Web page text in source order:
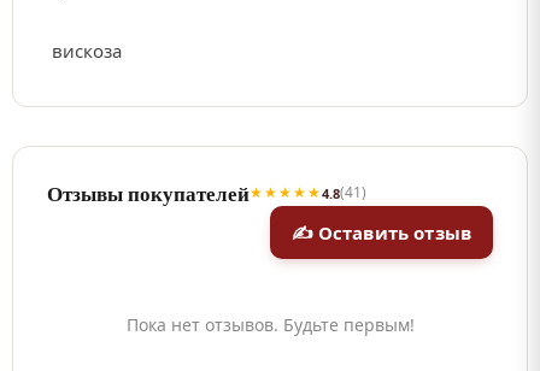
вискоза
Отзывы покупателей★★★★★4.8(41)
✍ Оставить отзыв
Пока нет отзывов. Будьте первым!